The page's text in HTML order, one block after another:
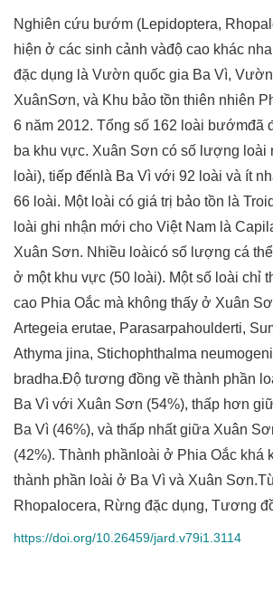
Nghiên cứu bướm (Lepidoptera,
hiện ở các sinh cảnh vàđộ cao khác
đặc dụng là Vườn quốc gia Ba Vì,
XuânSơn, và Khu bảo tồn thiên nhiên
6 năm 2012. Tổng số 162 loài bướmđã
ba khu vực. Xuân Sơn có số lượng loài
loài), tiếp đếnlà Ba Vì với 92 loài và ít
66 loài. Một loài có giá trị bảo tồn là
loài ghi nhận mới cho Việt Nam là
Xuân Sơn. Nhiều loàicó số lượng cá
ở một khu vực (50 loài). Một số loài chỉ
cao Phia Oắc mà không thấy ở Xuân
Artegeia erutae, Parasarpahoulderti,
Athyma jina, Stichophthalma
bradha.Độ tương đồng về thành phần
Ba Vì với Xuân Sơn (54%), thấp hơn
Ba Vì (46%), và thấp nhất giữa Xuân
(42%). Thành phầnloài ở Phia Oắc khá
thành phần loài ở Ba Vì và Xuân
Rhopalocera, Rừng đặc dụng, Tương
https://doi.org/10.26459/jard.v79i1.3114